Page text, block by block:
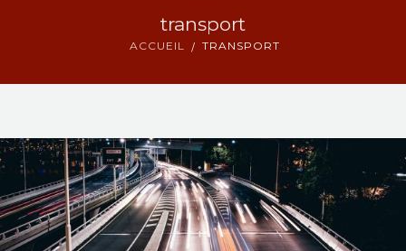
NOS ACTIONS
CONTACT
transport
ACCUEIL TRANSPORT